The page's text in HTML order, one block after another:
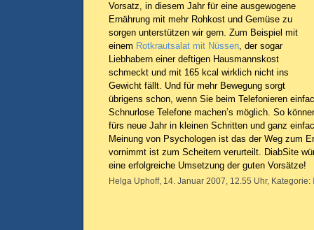
Vorsatz, in diesem Jahr für eine ausgewogene
Ernährung mit mehr Rohkost und Gemüse zu
sorgen unterstützen wir gern. Zum Beispiel mit
einem Rotkrautsalat mit Nüssen, der sogar
Liebhabern einer deftigen Hausmannskost
schmeckt und mit 165 kcal wirklich nicht ins
Gewicht fällt. Und für mehr Bewegung sorgt
übrigens schon, wenn Sie beim Telefonieren
Schnurlose Telefone machen’s möglich. So
fürs neue Jahr in kleinen Schritten und ganz
Meinung von Psychologen ist das der Weg zum
vornimmt ist zum Scheitern verurteilt. DiabSite
eine erfolgreiche Umsetzung der guten Vorsätze!
Helga Uphoff, 14. Januar 2007, 12.55 Uhr, Kategorie: